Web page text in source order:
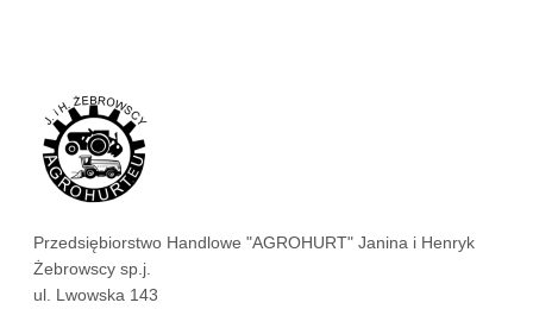
Przedsiębiorstwo Handlowe "AGROHURT" Janina i Henryk
Żebrowscy sp.j.
ul. Lwowska 143